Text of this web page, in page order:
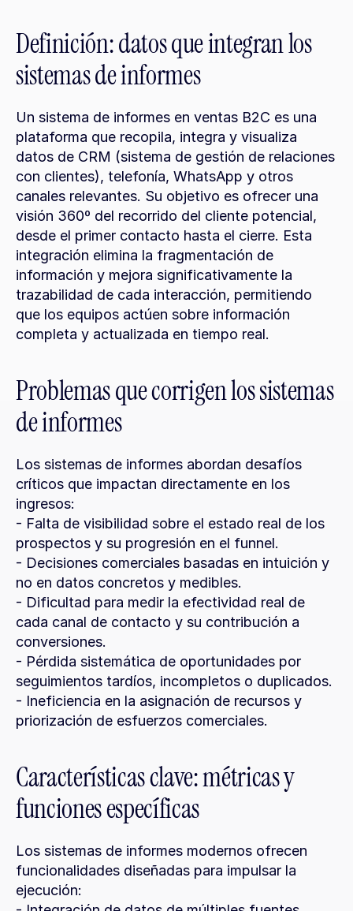
Definición: datos que integran los
sistemas de informes
Un sistema de informes en ventas B2C es una
plataforma que recopila, integra y visualiza
datos de CRM (sistema de gestión de relaciones
con clientes), telefonía, WhatsApp y otros
canales relevantes. Su objetivo es ofrecer una
visión 360º del recorrido del cliente potencial,
desde el primer contacto hasta el cierre. Esta
integración elimina la fragmentación de
información y mejora significativamente la
trazabilidad de cada interacción, permitiendo
que los equipos actúen sobre información
completa y actualizada en tiempo real.
Problemas que corrigen los sistemas
de informes
Los sistemas de informes abordan desafíos
críticos que impactan directamente en los
ingresos:
- Falta de visibilidad sobre el estado real de los
prospectos y su progresión en el funnel.
- Decisiones comerciales basadas en intuición y
no en datos concretos y medibles.
- Dificultad para medir la efectividad real de
cada canal de contacto y su contribución a
conversiones.
- Pérdida sistemática de oportunidades por
seguimientos tardíos, incompletos o duplicados.
- Ineficiencia en la asignación de recursos y
priorización de esfuerzos comerciales.
Características clave: métricas y
funciones específicas
Los sistemas de informes modernos ofrecen
funcionalidades diseñadas para impulsar la
ejecución: